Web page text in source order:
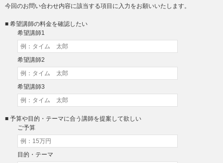
今回のお問い合わせ内容に該当する項目に入力をお願いいたします。
■ 希望講師の料金を確認したい
希望講師1
希望講師2
希望講師3
■ 予算や目的・テーマに合う講師を提案して欲しい
ご予算
目的・テーマ